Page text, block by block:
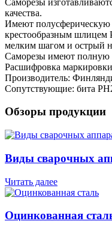
качества.
Имеют полусферическую
крестообразным шлицем
мелким шагом и острый
Саморезы имеют полную
Расшифровка
Производитель:
Сопутствующие: бита
Обзоры продукции
Виды сварочных
Читать далее
Оцинкованная